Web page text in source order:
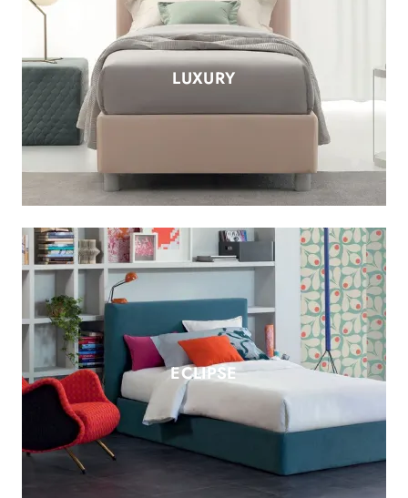
LUXURY
ECLIPSE